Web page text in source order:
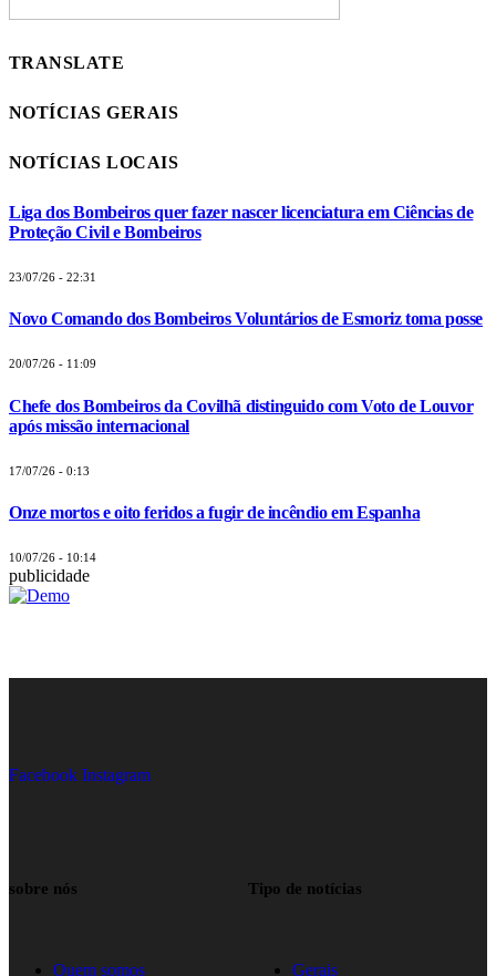
TRANSLATE
NOTÍCIAS GERAIS
NOTÍCIAS LOCAIS
Liga dos Bombeiros quer fazer nascer licenciatura em Ciências de
Proteção Civil e Bombeiros
23/07/26 - 22:31
Novo Comando dos Bombeiros Voluntários de Esmoriz toma posse
20/07/26 - 11:09
Chefe dos Bombeiros da Covilhã distinguido com Voto de Louvor
após missão internacional
17/07/26 - 0:13
Onze mortos e oito feridos a fugir de incêndio em Espanha
10/07/26 - 10:14
publicidade
Facebook Instagram
sobre nós
Quem somos
Tipo de notícias
Gerais